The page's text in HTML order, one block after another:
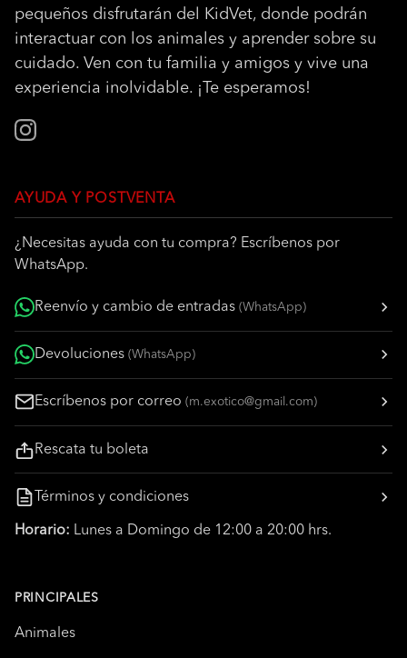
pequeños disfrutarán del KidVet, donde podrán
interactuar con los animales y aprender sobre su
cuidado. Ven con tu familia y amigos y vive una
experiencia inolvidable. ¡Te esperamos!
Instagram
AYUDA Y POSTVENTA
¿Necesitas ayuda con tu compra? Escríbenos por
WhatsApp.
Reenvío y cambio de entradas (WhatsApp)
Devoluciones (WhatsApp)
Escríbenos por correo (m.exotico@gmail.com)
Rescata tu boleta
Términos y condiciones
Horario: Lunes a Domingo de 12:00 a 20:00 hrs.
PRINCIPALES
Animales